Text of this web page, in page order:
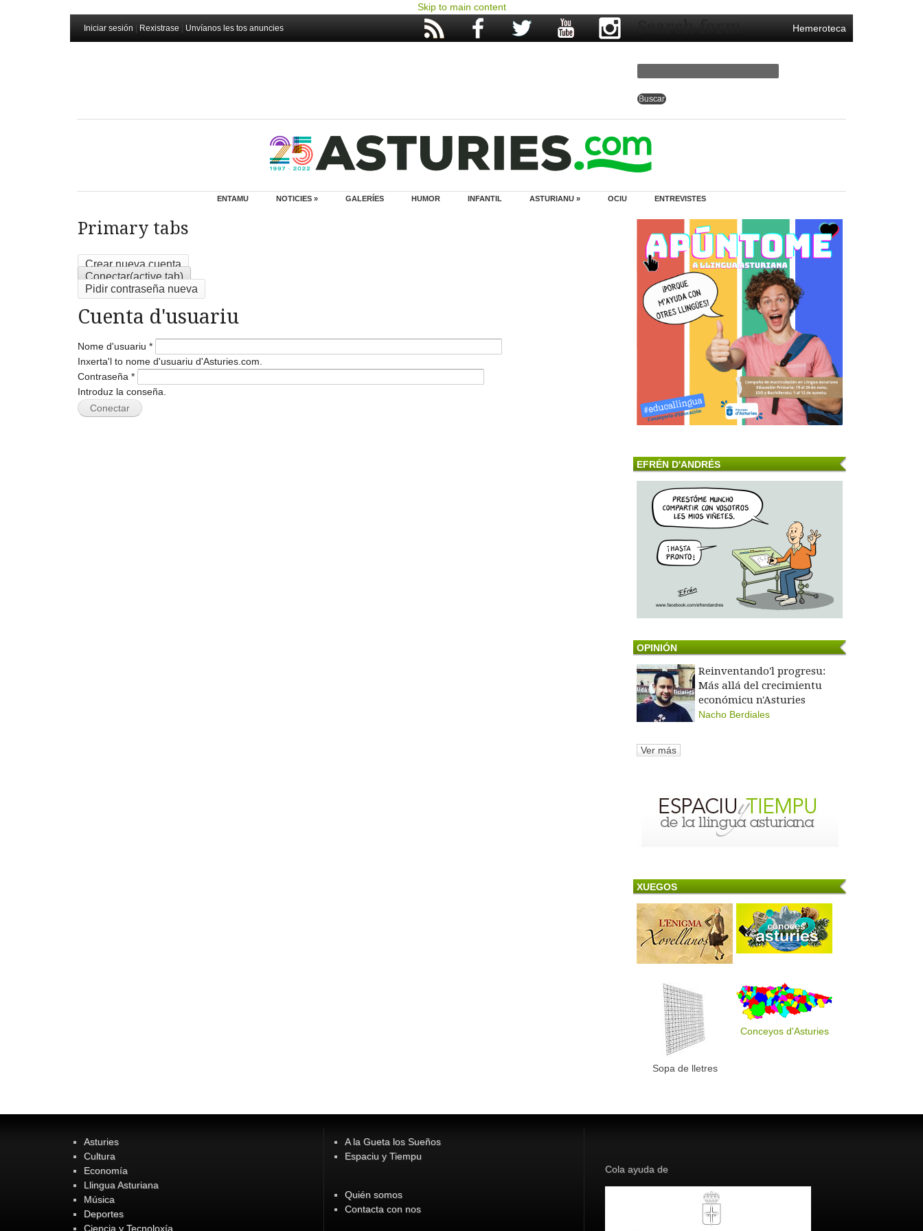
Skip to main content
Iniciar sesión Rexistrase Unvíanos les tos anuncies Hemeroteca
Search form
ENTAMU NOTICIES » GALERÍES HUMOR INFANTIL ASTURIANU » OCIU ENTREVISTES
Primary tabs
Crear nueva cuenta
Conectar(active tab)
Pidir contraseña nueva
Cuenta d'usuariu
Nome d'usuariu *
Inxerta'l to nome d'usuariu d'Asturies.com.
Contraseña *
Introduz la conseña.
EFRÉN D'ANDRÉS
OPINIÓN
Reinventando'l progresu:
Más allá del crecimientu
económicu n'Asturies
Nacho Berdiales
Ver más
XUEGOS
Sopa de lletres
Conceyos d'Asturies
Asturies
Cultura
Economía
Llingua Asturiana
Música
Deportes
Ciencia y Tecnoloxía
A la Gueta los Sueños
Espaciu y Tiempu
Quién somos
Contacta con nos
Cola ayuda de